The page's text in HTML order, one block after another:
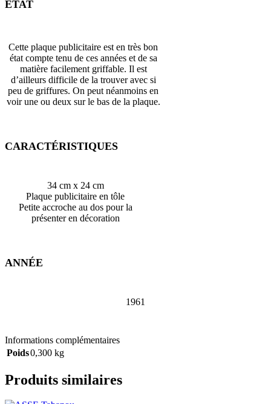
ÉTAT
Cette plaque publicitaire est en très bon
état compte tenu de ces années et de sa
matière facilement griffable. Il est
d’ailleurs difficile de la trouver avec si
peu de griffures. On peut néanmoins en
voir une ou deux sur le bas de la plaque.
CARACTÉRISTIQUES
34 cm x 24 cm
Plaque publicitaire en tôle
Petite accroche au dos pour la
présenter en décoration
ANNÉE
1961
Informations complémentaires
Poids0,300 kg
Produits similaires